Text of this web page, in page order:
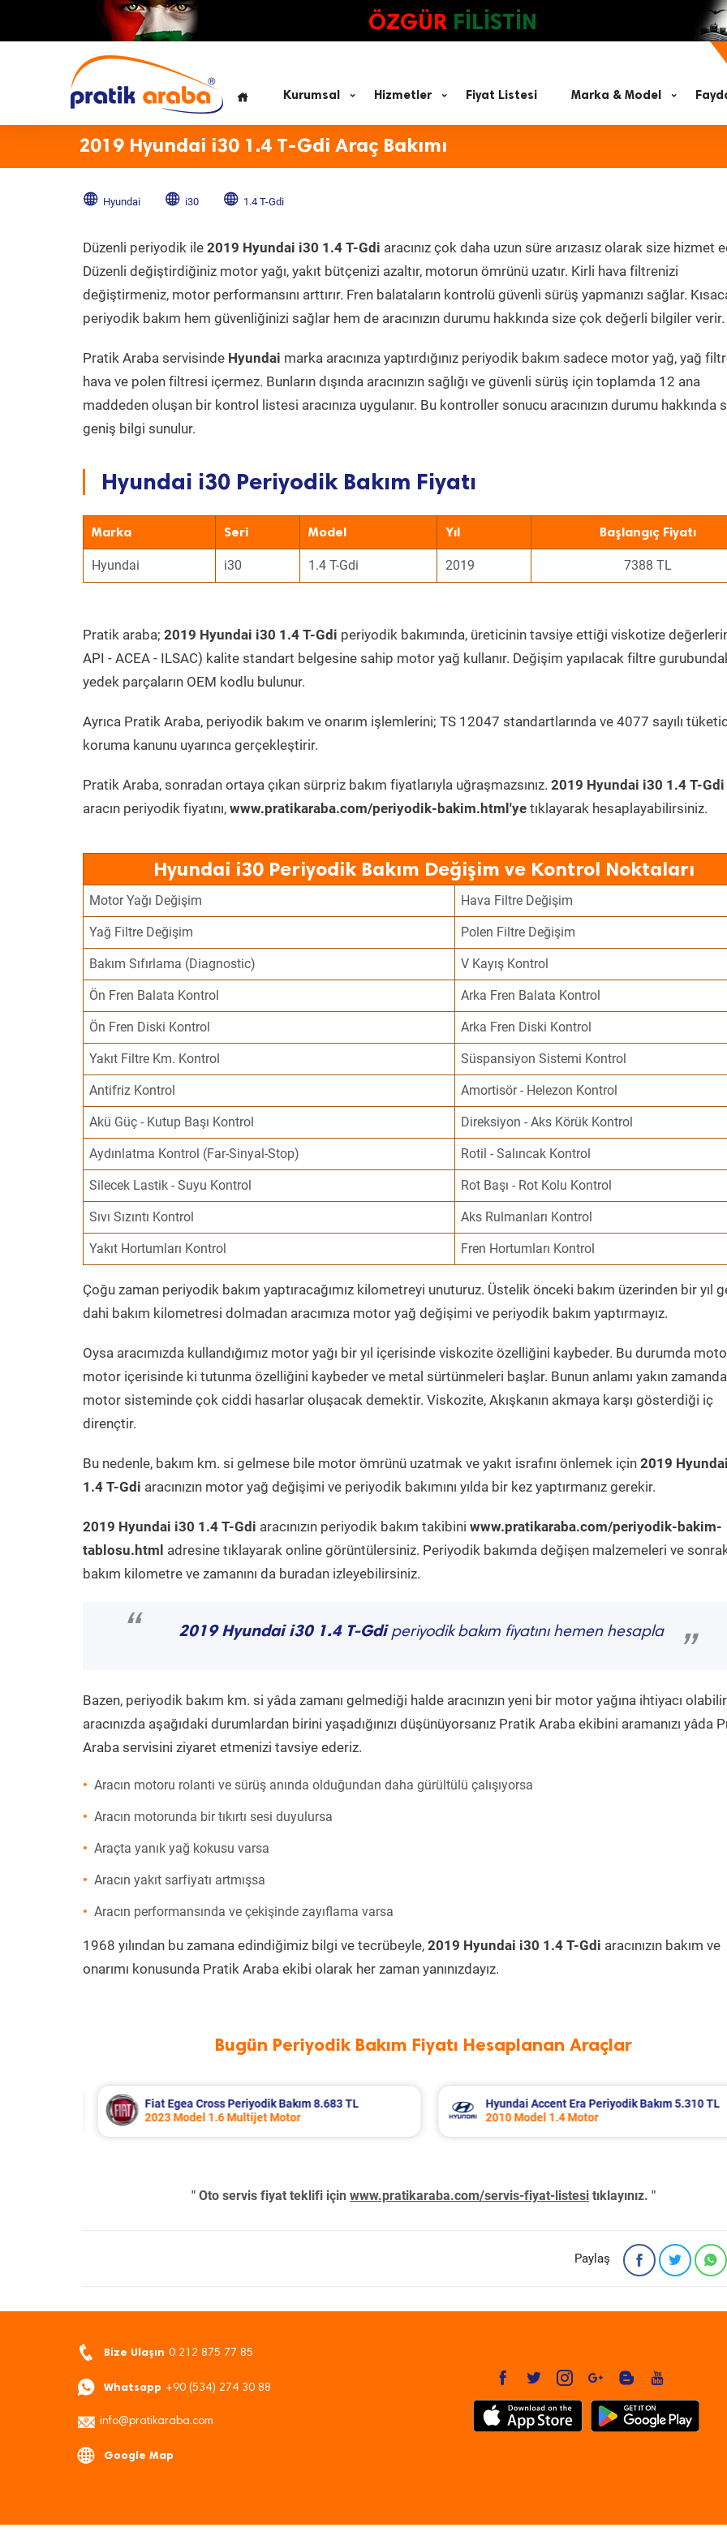
ÖZGÜR FİLİSTİN
Kurumsal Hizmetler Fiyat Listesi Marka & Model
2019 Hyundai i30 1.4 T-Gdi Araç Bakımı
Hyundai i30 1.4 T-Gdi
Düzenli periyodik ile 2019 Hyundai i30 1.4 T-Gdi aracınız çok daha uzun süre arızasız olarak size hizmet
Düzenli değiştirdiğiniz motor yağı, yakıt bütçenizi azaltır, motorun ömrünü uzatır. Kirli hava filtrenizi
değiştirmeniz, motor performansını arttırır. Fren balataların kontrolü güvenli sürüş yapmanızı sağlar.
periyodik bakım hem güvenliğinizi sağlar hem de aracınızın durumu hakkında size çok değerli bilgiler verir.
Pratik Araba servisinde Hyundai marka aracınıza yaptırdığınız periyodik bakım sadece motor yağ, yağ
hava ve polen filtresi içermez. Bunların dışında aracınızın sağlığı ve güvenli sürüş için toplamda 12 ana
maddeden oluşan bir kontrol listesi aracınıza uygulanır. Bu kontroller sonucu aracınızın durumu hakkında
geniş bilgi sunulur.
Hyundai i30 Periyodik Bakım Fiyatı
Marka Seri Model Yıl Başlangıç Fiyatı
Hyundai i30 1.4 T-Gdi 2019 7388 TL
Pratik araba; 2019 Hyundai i30 1.4 T-Gdi periyodik bakımında, üreticinin tavsiye ettiği viskotize
API - ACEA - ILSAC) kalite standart belgesine sahip motor yağ kullanır. Değişim yapılacak filtre
yedek parçaların OEM kodlu bulunur.
Ayrıca Pratik Araba, periyodik bakım ve onarım işlemlerini; TS 12047 standartlarında ve 4077 sayılı
koruma kanunu uyarınca gerçekleştirir.
Pratik Araba, sonradan ortaya çıkan sürpriz bakım fiyatlarıyla uğraşmazsınız. 2019 Hyundai i30 1.4 T-Gdi
aracın periyodik fiyatını, www.pratikaraba.com/periyodik-bakim.html'ye tıklayarak hesaplayabilirsiniz.
Hyundai i30 Periyodik Bakım Değişim ve Kontrol Noktaları
Motor Yağı Değişim Hava Filtre Değişim
Yağ Filtre Değişim Polen Filtre Değişim
Bakım Sıfırlama (Diagnostic) V Kayış Kontrol
Ön Fren Balata Kontrol Arka Fren Balata Kontrol
Ön Fren Diski Kontrol Arka Fren Diski Kontrol
Yakıt Filtre Km. Kontrol Süspansiyon Sistemi Kontrol
Antifriz Kontrol Amortisör - Helezon Kontrol
Akü Güç - Kutup Başı Kontrol Direksiyon - Aks Körük Kontrol
Aydınlatma Kontrol (Far-Sinyal-Stop) Rotil - Salıncak Kontrol
Silecek Lastik - Suyu Kontrol Rot Başı - Rot Kolu Kontrol
Sıvı Sızıntı Kontrol Aks Rulmanları Kontrol
Yakıt Hortumları Kontrol Fren Hortumları Kontrol
Çoğu zaman periyodik bakım yaptıracağımız kilometreyi unuturuz. Üstelik önceki bakım üzerinden bir yıl
dahi bakım kilometresi dolmadan aracımıza motor yağ değişimi ve periyodik bakım yaptırmayız.
Oysa aracımızda kullandığımız motor yağı bir yıl içerisinde viskozite özelliğini kaybeder. Bu durumda
motor içerisinde ki tutunma özelliğini kaybeder ve metal sürtünmeleri başlar. Bunun anlamı yakın zamanda
motor sisteminde çok ciddi hasarlar oluşacak demektir. Viskozite, Akışkanın akmaya karşı gösterdiği iç
dirençtir.
Bu nedenle, bakım km. si gelmese bile motor ömrünü uzatmak ve yakıt israfını önlemek için 2019
1.4 T-Gdi aracınızın motor yağ değişimi ve periyodik bakımını yılda bir kez yaptırmanız gerekir.
2019 Hyundai i30 1.4 T-Gdi aracınızın periyodik bakım takibini www.pratikaraba.com/periyodik-bakim-
tablosu.html adresine tıklayarak online görüntülersiniz. Periyodik bakımda değişen malzemeleri ve
bakım kilometre ve zamanını da buradan izleyebilirsiniz.
“ 2019 Hyundai i30 1.4 T-Gdiperiyodik bakım fiyatını hemen hesapla
”
Bazen, periyodik bakım km. si yâda zamanı gelmediği halde aracınızın yeni bir motor yağına ihtiyacı
aracınızda aşağıdaki durumlardan birini yaşadığınızı düşünüyorsanız Pratik Araba ekibini aramanızı yâda
Araba servisini ziyaret etmenizi tavsiye ederiz.
Aracın motoru rolanti ve sürüş anında olduğundan daha gürültülü çalışıyorsa
Aracın motorunda bir tıkırtı sesi duyulursa
Araçta yanık yağ kokusu varsa
Aracın yakıt sarfiyatı artmışsa
Aracın performansında ve çekişinde zayıflama varsa
1968 yılından bu zamana edindiğimiz bilgi ve tecrübeyle, 2019 Hyundai i30 1.4 T-Gdi aracınızın bakım ve
onarımı konusunda Pratik Araba ekibi olarak her zaman yanınızdayız.
Bugün Periyodik Bakım Fiyatı Hesaplanan Araçlar
Hyundai Accent Era Periyodik Bakım 5.310 TL
2010 Model 1.4 Motor
Nissan Micra Periyodik Bakım 6.399 TL
2019 Model 1.2 Motor
" Oto servis fiyat teklifi için www.pratikaraba.com/servis-fiyat-listesi tıklayınız. "
Paylaş
Bize Ulaşın 0 212 875 77 85
Whatsapp +90 (534) 274 30 88
info@pratikaraba.com
Google Map